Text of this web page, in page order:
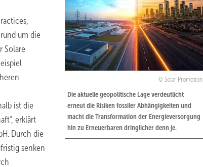
Solar Promotion
Die aktuelle geopolitische Lage verdeutlicht
erneut die Risiken fossiler Abhängigkeiten und
macht die Transformation der Energieversorgung
hin zu Erneuerbaren dringlicher denn je.
um die
Solare
ist die
erklärt
Durch die
senken